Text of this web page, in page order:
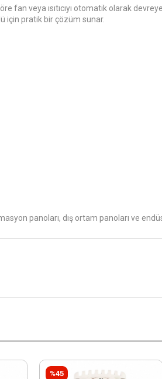
fan veya ısıtıcıyı otomatik olarak
için pratik bir çözüm sunar.
panoları, dış ortam panoları ve
%45